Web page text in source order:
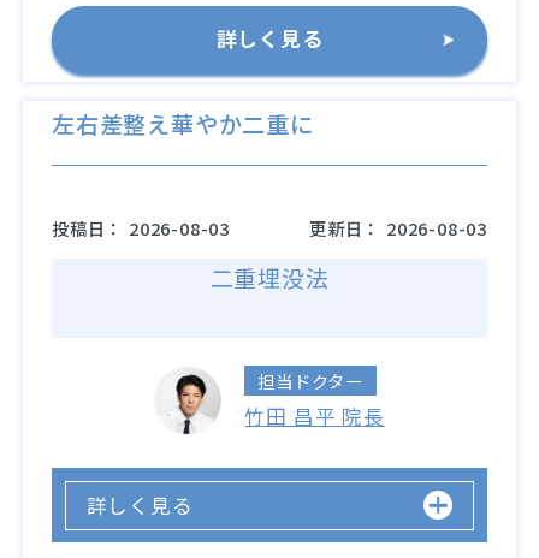
詳しく見る
左右差整え華やか二重に
投稿日： 2026-08-03 更新日： 2026-08-03
二重埋没法
担当ドクター
竹田 昌平 院長
詳しく見る